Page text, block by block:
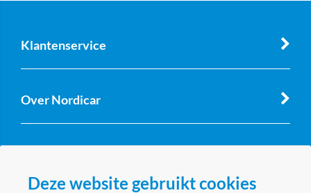
Klantenservice
Over Nordicar
Deze website gebruikt cookies